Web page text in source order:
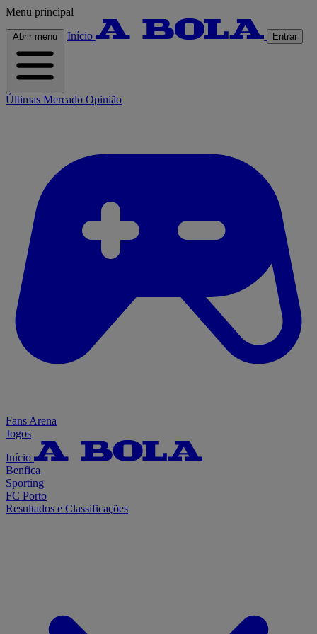
Menu principal
Abrir menu Início Entrar
Últimas Mercado Opinião
Fans Arena
Jogos
Início
Benfica
Sporting
FC Porto
Resultados e Classificações